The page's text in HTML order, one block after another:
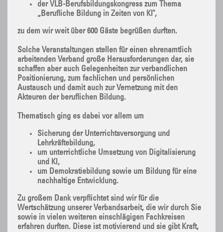
der VLB-Berufsbildungskongress zum Thema
„Berufliche Bildung in Zeiten von Kl",
zu dem wir weit über 600 Gäste begrüßen durften.
Solche Veranstaltungen stellen für einen ehrenamtlich
arbeitenden Verband große Herausforderungen dar, sie
schaffen aber auch Gelegenheiten zur verbandlichen
Positionierung, zum fachlichen und persönlichen
Austausch und damit auch zur Vernetzung mit den
Akteuren der beruflichen Bildung.
Thematisch ging es dabei vor allem um
Sicherung der Unterrichtsversorgung und
Lehrkräftebildung,
um unterrichtliche Umsetzung von Digitalisierung
und Kl,
um Demokratiebildung sowie um Bildung für eine
nachhaltige Entwicklung.
Zu großem Dank verpflichtet sind wir für die
Wertschätzung unserer Verbandsarbeit, die wir durch Sie
sowie in vielen weiteren einschlägigen Fachkreisen
erfahren durften. Diese ist motivierend und sie gibt Kraft,